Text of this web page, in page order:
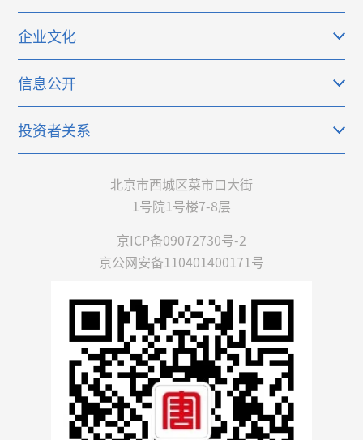
北京市西城区菜市口大街
1号院1号楼7-8层
京ICP备09072730号-2
京公网安备110401400171号
企业文化
信息公开
投资者关系